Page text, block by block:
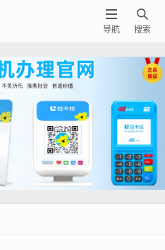

搜索

导航